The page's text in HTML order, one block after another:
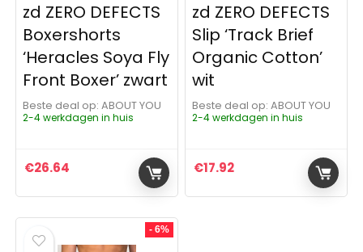
zd ZERO DEFECTS
Boxershorts
‘Heracles Soya Fly
Front Boxer’ zwart
Beste deal op:
ABOUT YOU
2-4 werkdagen in huis
€26.64
zd ZERO DEFECTS
Slip ‘Track Brief
Organic Cotton’
wit
Beste deal op:
ABOUT YOU
2-4 werkdagen in huis
€17.92
- 6%